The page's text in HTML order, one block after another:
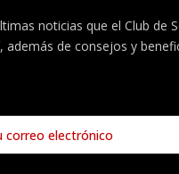
noticias que el Club de
además de consejos y